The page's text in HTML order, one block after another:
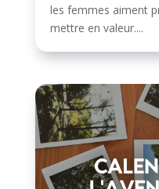
les femmes aiment
mettre en valeur....